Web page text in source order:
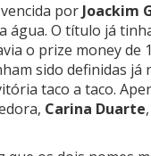
por Joackim
O título já
o prize money de
sido definidas
taco a taco.
Carina Duarte